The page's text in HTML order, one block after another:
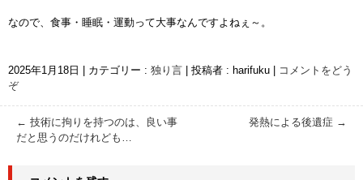
なので、食事・睡眠・運動って大事なんですよねぇ～。
2025年1月18日 カテゴリー : 独り言 投稿者 : harifuku
コメントをどう
ぞ
← 技術に拘りを持つのは、良い事
だと思うのだけれども…
発熱による後遺症 →